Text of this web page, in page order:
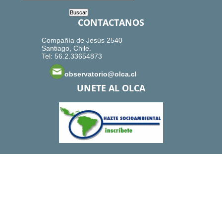
CONTACTANOS
Compañía de Jesús 2540
Santiago, Chile.
Tel: 56.2.33654873
observatorio@olca.cl
UNETE AL OLCA